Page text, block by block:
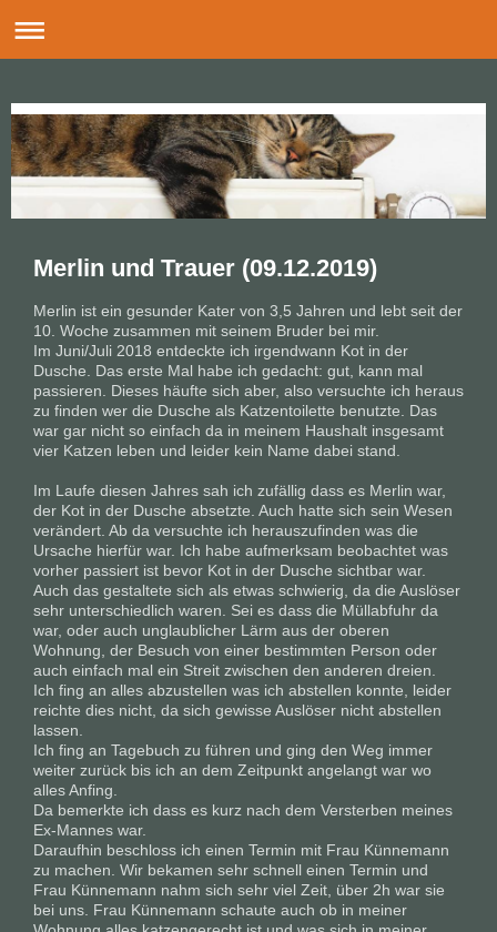
Merlin und Trauer (09.12.2019)
Merlin ist ein gesunder Kater von 3,5 Jahren und lebt seit der
10. Woche zusammen mit seinem Bruder bei mir.
Im Juni/Juli 2018 entdeckte ich irgendwann Kot in der
Dusche. Das erste Mal habe ich gedacht: gut, kann mal
passieren. Dieses häufte sich aber, also versuchte ich heraus
zu finden wer die Dusche als Katzentoilette benutzte. Das
war gar nicht so einfach da in meinem Haushalt insgesamt
vier Katzen leben und leider kein Name dabei stand.
Im Laufe diesen Jahres sah ich zufällig dass es Merlin war,
der Kot in der Dusche absetzte. Auch hatte sich sein Wesen
verändert. Ab da versuchte ich herauszufinden was die
Ursache hierfür war. Ich habe aufmerksam beobachtet was
vorher passiert ist bevor Kot in der Dusche sichtbar war.
Auch das gestaltete sich als etwas schwierig, da die Auslöser
sehr unterschiedlich waren. Sei es dass die Müllabfuhr da
war, oder auch unglaublicher Lärm aus der oberen
Wohnung, der Besuch von einer bestimmten Person oder
auch einfach mal ein Streit zwischen den anderen dreien.
Ich fing an alles abzustellen was ich abstellen konnte, leider
reichte dies nicht, da sich gewisse Auslöser nicht abstellen
lassen.
Ich fing an Tagebuch zu führen und ging den Weg immer
weiter zurück bis ich an dem Zeitpunkt angelangt war wo
alles Anfing.
Da bemerkte ich dass es kurz nach dem Versterben meines
Ex-Mannes war.
Daraufhin beschloss ich einen Termin mit Frau Künnemann
zu machen. Wir bekamen sehr schnell einen Termin und
Frau Künnemann nahm sich sehr viel Zeit, über 2h war sie
bei uns. Frau Künnemann schaute auch ob in meiner